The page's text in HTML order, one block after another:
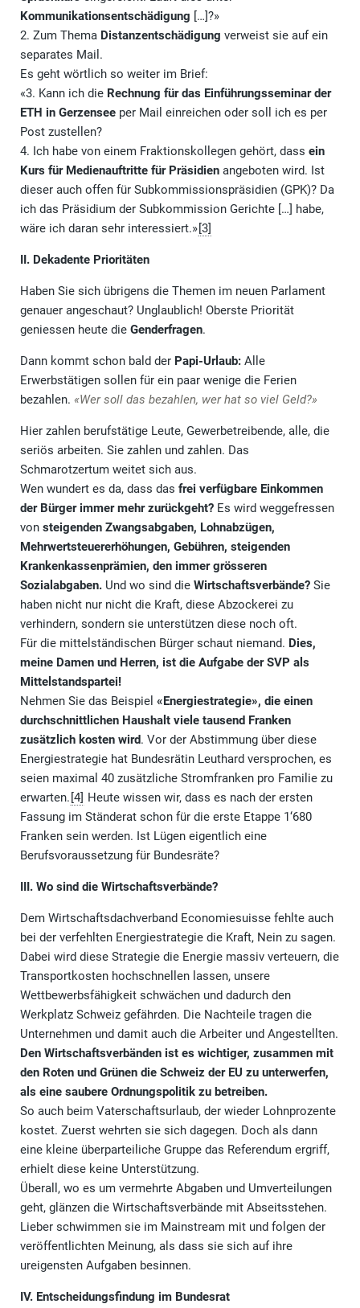
Kommunikationsentschädigung […]?»
2. Zum Thema Distanzentschädigung verweist sie auf ein
separates Mail.
Es geht wörtlich so weiter im Brief:
«3. Kann ich die Rechnung für das Einführungsseminar der
ETH in Gerzensee per Mail einreichen oder soll ich es per
Post zustellen?
4. Ich habe von einem Fraktionskollegen gehört, dass ein
Kurs für Medienauftritte für Präsidien angeboten wird. Ist
dieser auch offen für Subkommissionspräsidien (GPK)? Da
ich das Präsidium der Subkommission Gerichte […] habe,
wäre ich daran sehr interessiert.»[3]
II. Dekadente Prioritäten
Haben Sie sich übrigens die Themen im neuen Parlament
genauer angeschaut? Unglaublich! Oberste Priorität
geniessen heute die Genderfragen.
Dann kommt schon bald der Papi-Urlaub: Alle
Erwerbstätigen sollen für ein paar wenige die Ferien
bezahlen. «Wer soll das bezahlen, wer hat so viel Geld?»
Hier zahlen berufstätige Leute, Gewerbetreibende, alle, die
seriös arbeiten. Sie zahlen und zahlen. Das
Schmarotzertum weitet sich aus.
Wen wundert es da, dass das frei verfügbare Einkommen
der Bürger immer mehr zurückgeht? Es wird weggefressen
von steigenden Zwangsabgaben, Lohnabzügen,
Mehrwertsteuererhöhungen, Gebühren, steigenden
Krankenkassenprämien, den immer grösseren
Sozialabgaben. Und wo sind die Wirtschaftsverbände? Sie
haben nicht nur nicht die Kraft, diese Abzockerei zu
verhindern, sondern sie unterstützen diese noch oft.
Für die mittelständischen Bürger schaut niemand. Dies,
meine Damen und Herren, ist die Aufgabe der SVP als
Mittelstandspartei!
Nehmen Sie das Beispiel «Energiestrategie», die einen
durchschnittlichen Haushalt viele tausend Franken
zusätzlich kosten wird. Vor der Abstimmung über diese
Energiestrategie hat Bundesrätin Leuthard versprochen, es
seien maximal 40 zusätzliche Stromfranken pro Familie zu
erwarten. [4] Heute wissen wir, dass es nach der ersten
Fassung im Ständerat schon für die erste Etappe 1‘680
Franken sein werden. Ist Lügen eigentlich eine
Berufsvoraussetzung für Bundesräte?
III. Wo sind die Wirtschaftsverbände?
Dem Wirtschaftsdachverband Economiesuisse fehlte auch
bei der verfehlten Energiestrategie die Kraft, Nein zu sagen.
Dabei wird diese Strategie die Energie massiv verteuern, die
Transportkosten hochschnellen lassen, unsere
Wettbewerbsfähigkeit schwächen und dadurch den
Werkplatz Schweiz gefährden. Die Nachteile tragen die
Unternehmen und damit auch die Arbeiter und Angestellten.
Den Wirtschaftsverbänden ist es wichtiger, zusammen mit
den Roten und Grünen die Schweiz der EU zu unterwerfen,
als eine saubere Ordnungspolitik zu betreiben.
So auch beim Vaterschaftsurlaub, der wieder Lohnprozente
kostet. Zuerst wehrten sie sich dagegen. Doch als dann
eine kleine überparteiliche Gruppe das Referendum ergriff,
erhielt diese keine Unterstützung.
Überall, wo es um vermehrte Abgaben und Umverteilungen
geht, glänzen die Wirtschaftsverbände mit Abseitsstehen.
Lieber schwimmen sie im Mainstream mit und folgen der
veröffentlichten Meinung, als dass sie sich auf ihre
ureigensten Aufgaben besinnen.
IV. Entscheidungsfindung im Bundesrat